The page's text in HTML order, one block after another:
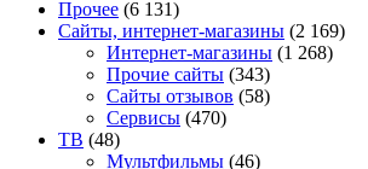
Прочее (6 131)
Сайты, интернет-магазины (2 169)
Интернет-магазины (1 268)
Прочие сайты (343)
Сайты отзывов (58)
Сервисы (470)
ТВ (48)
Мультфильмы (46)